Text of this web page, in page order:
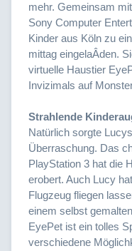
mehr. Gemeinsam
Sony Computer
Kinder aus Köln zu
mittag eingelaÂ­den.
virtuelle Haustier
Invizimals auf
Strahlende
Natürlich sorgte
Überraschung. Das
PlayStation 3 hat die
erobert. Auch Lucy
Flugzeug fliegen
einem selbst
EyePet ist ein tolles
verschiedene